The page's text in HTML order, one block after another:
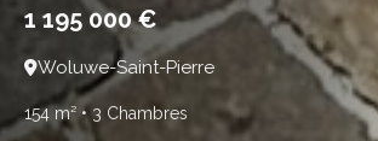
1 195 000 €
Woluwe-Saint-Pierre
154 m² • 3 Chambres